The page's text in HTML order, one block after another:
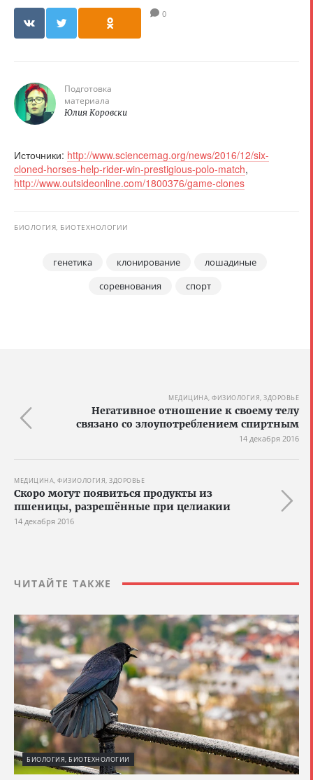
0
Подготовка
материала
Юлия Коровски
Источники: http://www.sciencemag.org/news/2016/12/six-
cloned-horses-help-rider-win-prestigious-polo-match,
http://www.outsideonline.com/1800376/game-clones
БИОЛОГИЯ, БИОТЕХНОЛОГИИ
генетика клонирование
лошадиные
соревнования
спорт
МЕДИЦИНА, ФИЗИОЛОГИЯ, ЗДОРОВЬЕ
Негативное отношение к своему телу
связано со злоупотреблением спиртным
14 декабря 2016
МЕДИЦИНА, ФИЗИОЛОГИЯ, ЗДОРОВЬЕ
Скоро могут появиться продукты из
пшеницы, разрешённые при целиакии
14 декабря 2016
ЧИТАЙТЕ ТАКЖЕ
БИОЛОГИЯ, БИОТЕХНОЛОГИИ